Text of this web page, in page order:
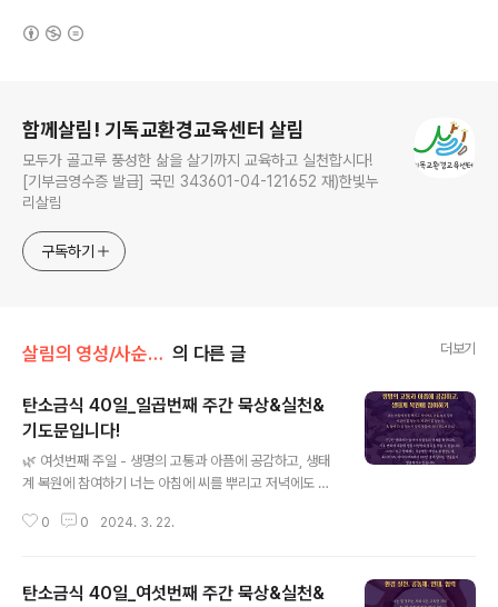
함께살림! 기독교환경교육센터 살림
모두가 골고루 풍성한 삶을 살기까지 교육하고 실천합시다!
[기부금영수증 발급] 국민 343601-04-121652 재)한빛누
리살림
구독하기
살림의 영성/사순절 탄소금식 묵상 의 다른 글 더보기
탄소금식 40일_일곱번째 주간 묵상&실천&
기도문입니다!
🌿 여섯번째 주일 - 생명의 고통과 아픔에 공감하고, 생태
계 복원에 참여하기 너는 아침에 씨를 뿌리고 저녁에도 손
다 잘 될는지 혹 둘이 다 잘 될는지 알지 못함이니라 (전도
니다. 사람들과 지구의 육상은 물론 바다 생태계가 망가져
0 0 2024. 3. 22.
탄소금식 40일_여섯번째 주간 묵상&실천&